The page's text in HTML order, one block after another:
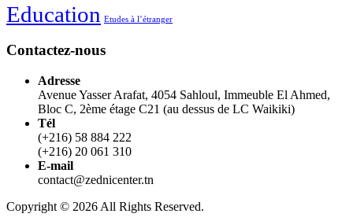
Education Etudes à l’étranger
Contactez-nous
Adresse
Avenue Yasser Arafat, 4054 Sahloul, Immeuble El Ahmed,
Bloc C, 2ème étage C21 (au dessus de LC Waikiki)
Tél
(+216) 58 884 222
(+216) 20 061 310
E-mail
contact@zednicenter.tn
Copyright © 2026 All Rights Reserved.